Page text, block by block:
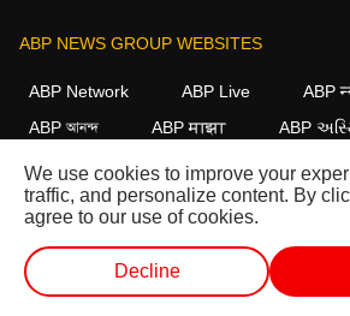
ABP NEWS GROUP WEBSITES
ABP Network ABP Live
ABP
ABP আনন্দ
ABP माझा
ABP
ABP Ganga
ABP ਸਾਂਝਾ ABP
FOLLOW US
We use cookies to improve your
traffic, and personalize content. By
agree to our use of cookies.
Decline